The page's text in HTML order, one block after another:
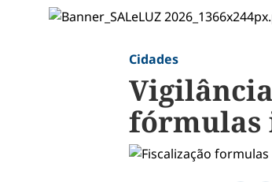
Cidades
fórmulas